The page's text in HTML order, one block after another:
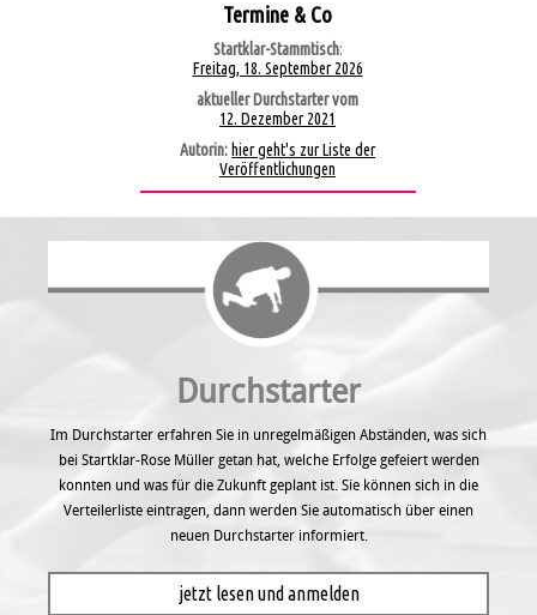
Termine & Co
Startklar-Stammtisch:
Freitag, 18. September 2026
aktueller Durchstarter vom
12. Dezember 2021
Autorin: hier geht's zur Liste der
Veröffentlichungen
Durchstarter
Im Durchstarter erfahren Sie in unregel­mäßigen Abständen, was sich
bei Startklar-Rose Müller getan hat, welche Erfolge gefeiert werden
konnten und was für die Zukunft geplant ist. Sie können sich in die
Verteilerliste eintragen, dann werden Sie automatisch über einen
neuen Durchstarter informiert.
jetzt lesen und anmelden